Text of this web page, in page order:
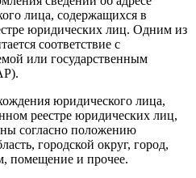
лица, содержащихся в
юридических лиц. Одним из
соответствие с
или государственным
юридического лица,
реестре юридических лиц,
согласно положению
городской округ, город,
помещение и прочее.